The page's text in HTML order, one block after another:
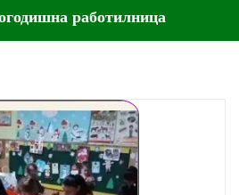
работилница